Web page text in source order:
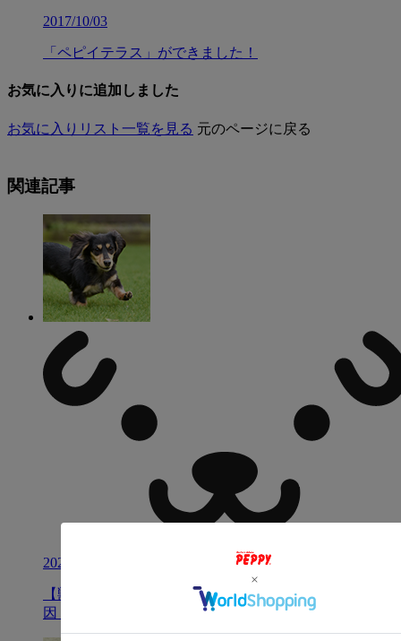
2017/10/03
「ペピイテラス」ができました！
お気に入りに追加しました
お気に入りリスト一覧を見る 元のページに戻る
関連記事
2026/07/16
【獣医師監修】犬の椎間板ヘルニアとは？｜症状・原
因・受診の目安と自宅でできるケア